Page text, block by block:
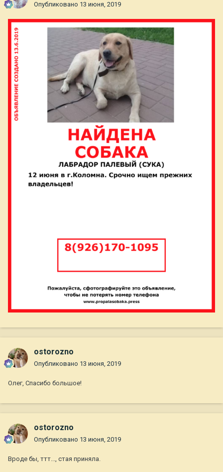
Опубликовано 13 июня, 2019
ostorozno
Опубликовано 13 июня, 2019
Олег, Спасибо большое!
ostorozno
Опубликовано 13 июня, 2019
Вроде бы, ттт..., стая приняла.